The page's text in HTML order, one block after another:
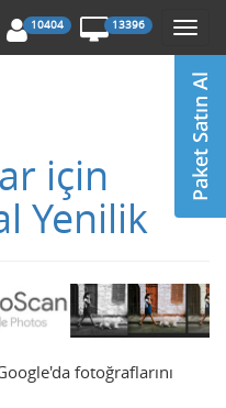
10404 13396
için
Yenilik
fotoğraflarını